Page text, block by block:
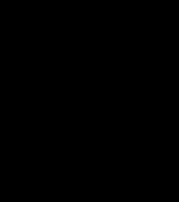
la